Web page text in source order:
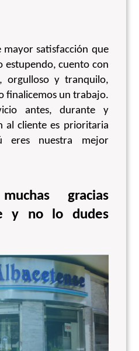
mayor satisfacción que
estupendo, cuento con
orgulloso y tranquilo,
finalicemos un trabajo.
antes, durante y
al cliente es prioritaria
eres nuestra mejor
gracias
y no lo dudes